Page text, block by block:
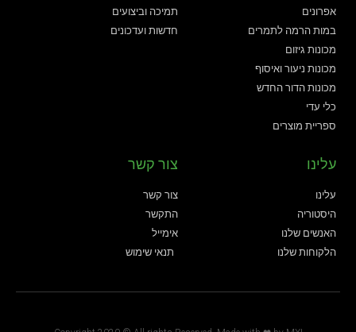
אפרונים
במות הרמה לתמרים
מכונות גיזום
מכונות ניעור ואיסוף
מכונות הדור החדש
כלי עדי
ספריית מוצרים
תמיכה וביצועים
חדשות ועדכונים
עלינו
עלינו
היסטוריה
האנשים שלנו
הלקוחות שלנו
צור קשר
צור קשר
התקשר
אימייל
תנאי שימוש